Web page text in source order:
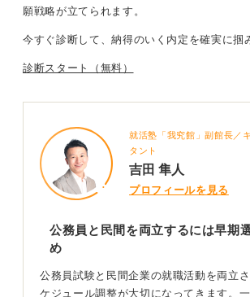
0
願戦略が立てられます 。
今すぐ診断して、納得のいく内定を確実に掴
診断スタート（無料）
就活塾「我究館」副館長／
タント
吉田 隼人
プロフィールを見る
公務員と民間を両立するには早期
め
公務員試験と民間企業の就職活動を両立
ケジュール調整が大切になってきます。